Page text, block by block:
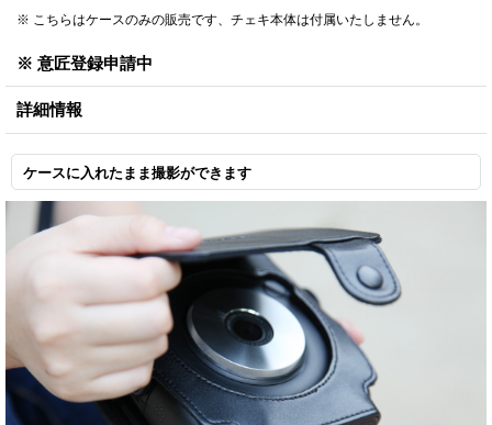
※ こちらはケースのみの販売です、チェキ本体は付属いたしません。
※ 意匠登録申請中
詳細情報
ケースに入れたまま撮影ができます